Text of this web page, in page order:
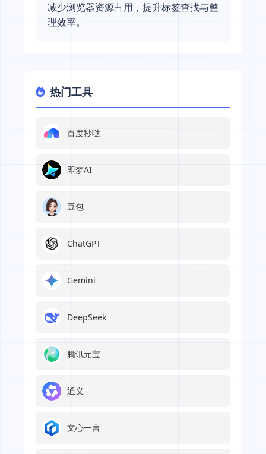
减少浏览器资源占用，提升标签查找与整
理效率。
热门工具
百度秒哒
即梦AI
豆包
ChatGPT
Gemini
DeepSeek
腾讯元宝
通义
文心一言